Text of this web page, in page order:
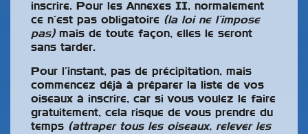
inscrire. Pour les Annexes II, normalement
ce n’est pas obligatoire (la loi ne l’impose
pas)mais de toute façon, elles le seront
sans tarder.
Pour l’instant, pas de précipitation, mais
commencez déjà à préparer la liste de vos
oiseaux à inscrire, car si vous voulez le faire
gratuitement, cela risque de vous prendre du
temps (attraper tous les oiseaux, relever les